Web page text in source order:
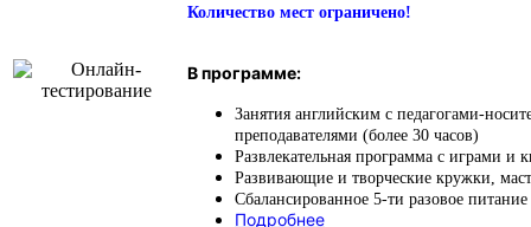
Количество мест ограничено!
В программе:
Занятия английским с педагогами-
преподавателями (более 30 часов)
Развлекательная программа с играми и
Развивающие и творческие кружки,
Сбалансированное 5-ти разовое питание
Подробнее